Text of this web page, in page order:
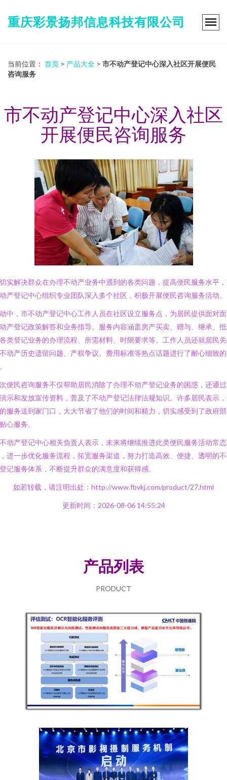
重庆彩景扬邦信息科技有限公司
当前位置： 首页 > 产品大全 > 市不动产登记中心深入社区开展便民
咨询服务
市不动产登记中心深入社区
开展便民咨询服务
实解决群众在办理不动产业务中遇到的各类问题，提高便民服务水平
产登记中心组织专业团队深入多个社区，积极开展便民咨询服务活动。
中，市不动产登记中心工作人员在社区设立服务点，为居民提供面对
产登记政策解答和业务指导。服务内容涵盖房产买卖、赠与、继承、
类登记业务的办理流程、所需材料、时限要求等。工作人员还就居民
动产历史遗留问题、产权争议、费用标准等热点话题进行了耐心细致
便民咨询服务不仅帮助居民消除了办理不动产登记业务的困惑，还通
示和发放宣传资料，普及了不动产登记法律法规知识。许多居民表示
服务送到家门口，大大节省了他们的时间和精力，切实感受到了政府
心服务。
动产登记中心相关负责人表示，未来将继续推进此类便民服务活动常态
进一步优化服务流程，拓宽服务渠道，努力打造高效、便捷、透明的
记服务体系，不断提升群众的满意度和获得感。
如若转载，请注明出处：http://www.fbvkj.com/product/27.html
更新时间：2026-08-06 14:55:24
产品列表
PRODUCT